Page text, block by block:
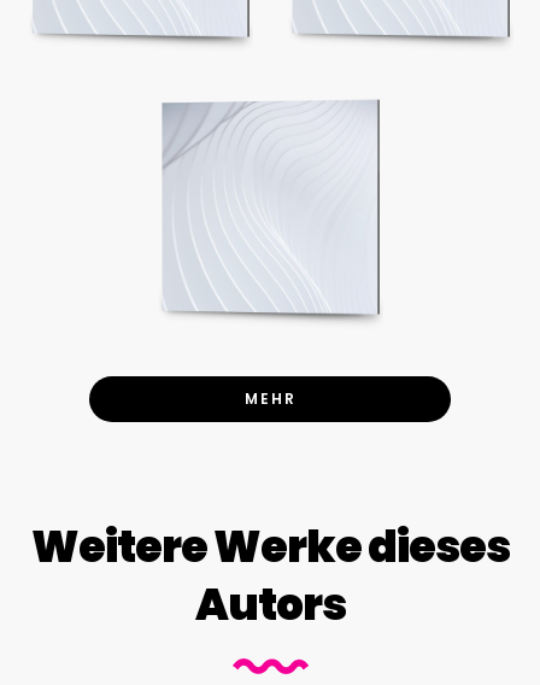
MEHR
Weitere Werke dieses
Autors